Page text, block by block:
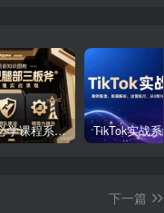
团队管理必学课程系列，阿里巴巴“腿部三板斧”
下一篇